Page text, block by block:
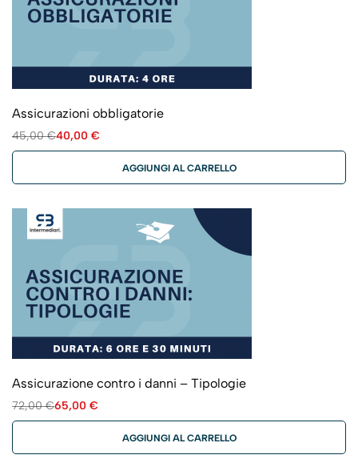
Assicurazioni obbligatorie
45,00€40,00 €
AGGIUNGI AL CARRELLO
Assicurazione contro i danni – Tipologie
72,00€65,00 €
AGGIUNGI AL CARRELLO